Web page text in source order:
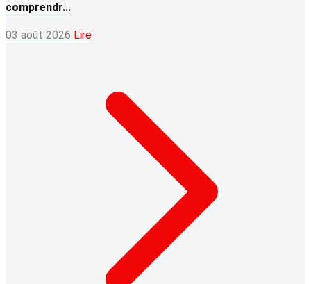
comprendr...
03 août 2026 Lire